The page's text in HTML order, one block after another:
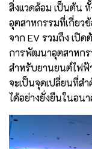
สิ่งแวดล้อม เป็นต้น
อุตสาหกรรมที่เกี่ยว
จาก EV รวมถึง เปิด
การพัฒนาอุตสาหกร
สำหรับยานยนต์ไฟฟ้
จะเป็นจุดเปลี่ยนที่ส
ได้อย่างยั่งยืนในอน